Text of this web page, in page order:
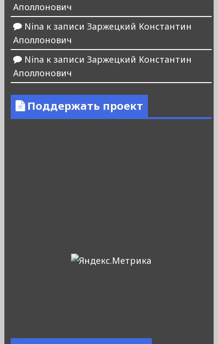
Аполлонович
Nina к записи Заржецкий Константин
Аполлонович
Nina к записи Заржецкий Константин
Аполлонович
Поддержать проект